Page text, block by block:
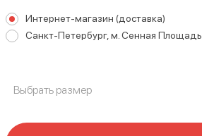
Интернет-магазин (доставка)
Санкт-Петербург, м. Сенная Площадь
Выбрать размер